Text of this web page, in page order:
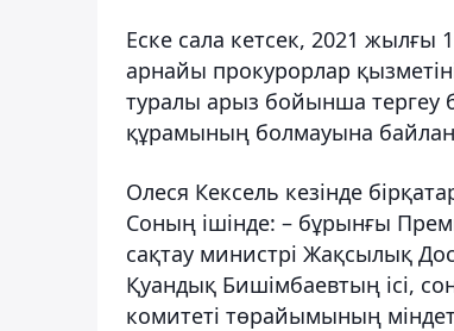
Еске сала кетсек, 2021 жылғы
арнайы прокурорлар
туралы арыз бойынша тергеу
құрамының болмауына
Олеся Кексель кезінде
Соның ішінде: – бұрынғы
сақтау министрі Жақсылық
Қуандық Бишімбаевтың ісі,
комитеті төрайымының